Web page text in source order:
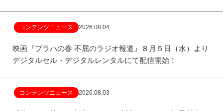
コンテンツニュース 2026.08.04
映画『プラハの春 不屈のラジオ報道』８月５日（水）より
デジタルセル・デジタルレンタルにて配信開始！
コンテンツニュース 2026.08.03